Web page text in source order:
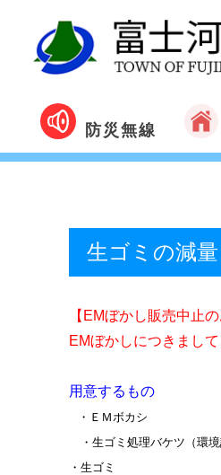
防災無線
生ゴミの減
【EMぼかし販売中止の
EMぼかしにつきまし
用意するもの
・ＥＭボカシ
・生ゴミ処理バケツ（環境
・生ゴミ